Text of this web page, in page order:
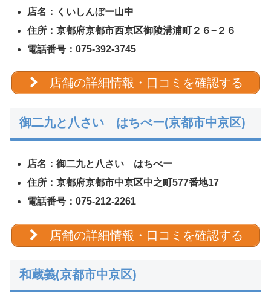
店名：くいしんぼー山中
住所：京都府京都市西京区御陵溝浦町２６−２６
電話番号：075-392-3745
店舗の詳細情報・口コミを確認する
御二九と八さい はちべー(京都市中京区)
店名：御二九と八さい はちべー
住所：京都府京都市中京区中之町577番地17
電話番号：075-212-2261
店舗の詳細情報・口コミを確認する
和蔵義(京都市中京区)